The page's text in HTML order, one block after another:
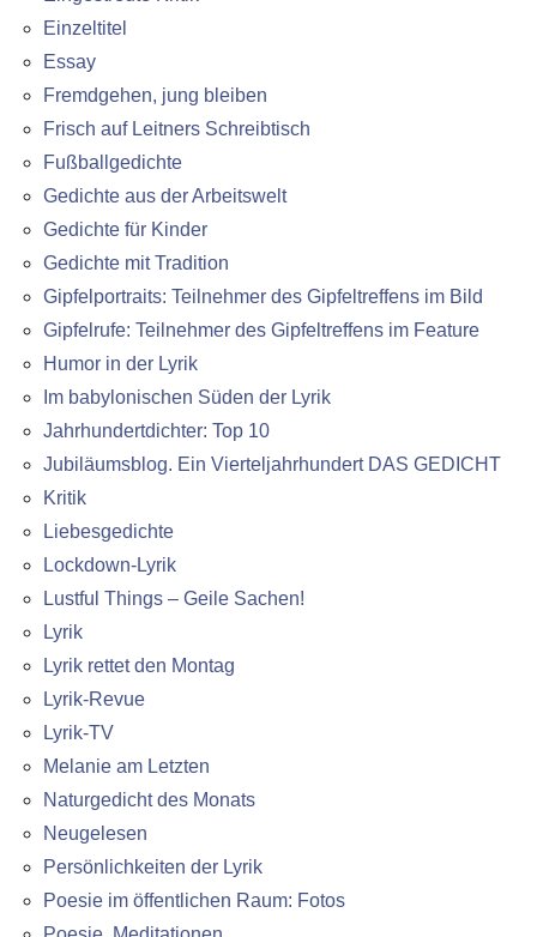
Einzeltitel
Essay
Fremdgehen, jung bleiben
Frisch auf Leitners Schreibtisch
Fußballgedichte
Gedichte aus der Arbeitswelt
Gedichte für Kinder
Gedichte mit Tradition
Gipfelportraits: Teilnehmer des Gipfeltreffens im Bild
Gipfelrufe: Teilnehmer des Gipfeltreffens im Feature
Humor in der Lyrik
Im babylonischen Süden der Lyrik
Jahrhundertdichter: Top 10
Jubiläumsblog. Ein Vierteljahrhundert DAS GEDICHT
Kritik
Liebesgedichte
Lockdown-Lyrik
Lustful Things – Geile Sachen!
Lyrik
Lyrik rettet den Montag
Lyrik-Revue
Lyrik-TV
Melanie am Letzten
Naturgedicht des Monats
Neugelesen
Persönlichkeiten der Lyrik
Poesie im öffentlichen Raum: Fotos